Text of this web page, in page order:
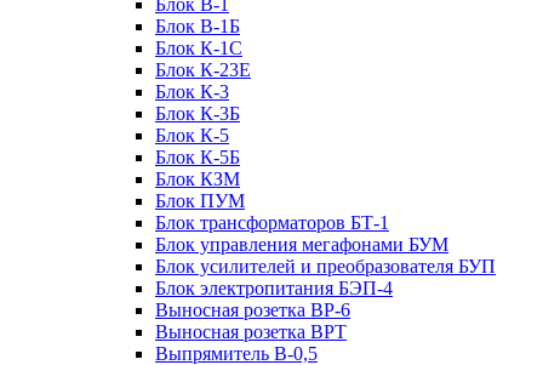
Блок В-1
Блок В-1Б
Блок К-1С
Блок К-23Е
Блок К-3
Блок К-3Б
Блок К-5
Блок К-5Б
Блок КЗМ
Блок ПУМ
Блок трансформаторов БТ-1
Блок управления мегафонами БУМ
Блок усилителей и преобразователя БУП
Блок электропитания БЭП-4
Выносная розетка ВР-6
Выносная розетка ВРТ
Выпрямитель В-0,5